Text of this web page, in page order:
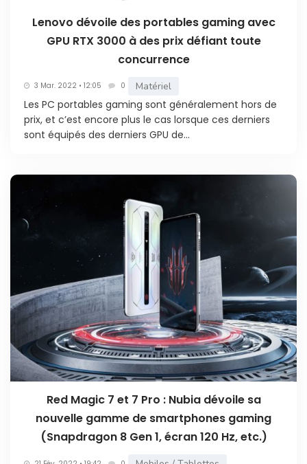
Lenovo dévoile des portables gaming avec
GPU RTX 3000 à des prix défiant toute
concurrence
3 Mar. 2022 • 12:05 0 Matériel
Les PC portables gaming sont généralement hors de
prix, et c’est encore plus le cas lorsque ces derniers
sont équipés des derniers GPU de...
Red Magic 7 et 7 Pro : Nubia dévoile sa
nouvelle gamme de smartphones gaming
(Snapdragon 8 Gen 1, écran 120 Hz, etc.)